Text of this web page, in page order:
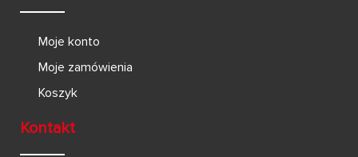
Moje konto
Moje zamówienia
Koszyk
Kontakt